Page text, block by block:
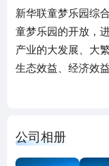
新华联童梦乐园综
童梦乐园的开放，
产业的大发展、大
生态效益、经济效
展，做亮“大美青海
馆，是世界唯一一
游客在第三极看“海
公司相册